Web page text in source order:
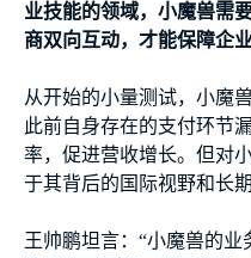
业技能的领域，小魔兽需
商双向互动，才能保障企
从开始的小量测试，小魔
此前自身存在的支付环节
率，促进营收增长。但对
于其背后的国际视野和长
王帅鹏坦言：“小魔兽的